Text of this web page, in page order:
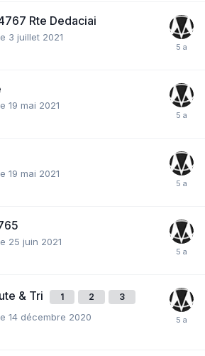
Rte Dedaciai
3 juillet 2021
19 mai 2021
19 mai 2021
25 juin 2021
& Tri 1 2 3
14 décembre 2020